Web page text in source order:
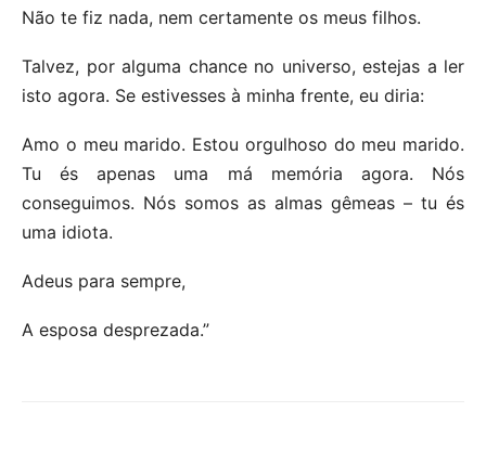
Não te fiz nada, nem certamente os meus filhos.
Talvez, por alguma chance no universo, estejas a ler
isto agora. Se estivesses à minha frente, eu diria:
Amo o meu marido. Estou orgulhoso do meu marido.
Tu és apenas uma má memória agora. Nós
conseguimos. Nós somos as almas gêmeas – tu és
uma idiota.
Adeus para sempre,
A esposa desprezada.”